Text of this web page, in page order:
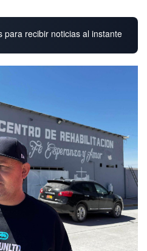
para recibir noticias al instante